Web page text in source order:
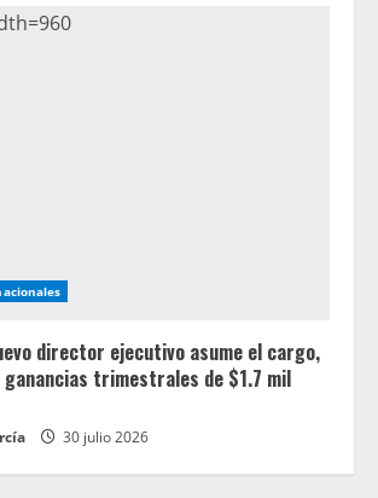
director ejecutivo asume el cargo,
trimestrales de $1.7 mil
30 julio 2026